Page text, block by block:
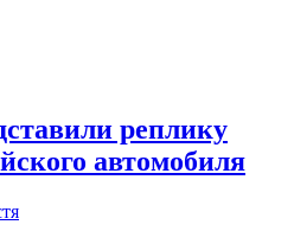
реплику
автомобиля